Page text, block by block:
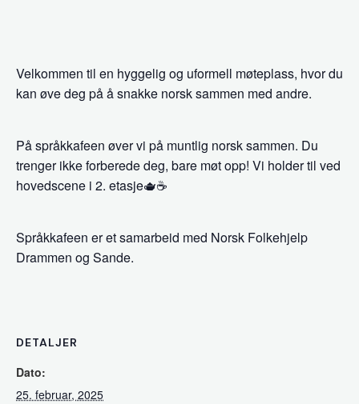
Velkommen til en hyggelig og uformell møteplass, hvor du
kan øve deg på å snakke norsk sammen med andre.
På språkkafeen øver vi på muntlig norsk sammen. Du
trenger ikke forberede deg, bare møt opp! Vi holder til ved
hovedscene i 2. etasje🫖☕
Språkkafeen er et samarbeid med Norsk Folkehjelp
Drammen og Sande.
DETALJER
Dato:
25. februar, 2025